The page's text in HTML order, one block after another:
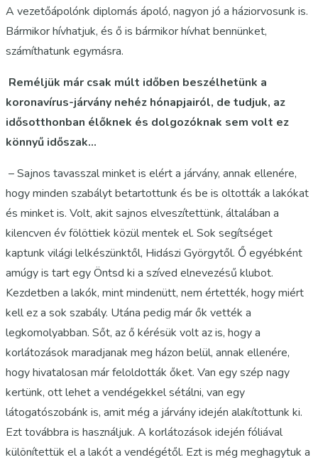
A vezetőápolónk diplomás ápoló, nagyon jó a háziorvosunk is.
Bármikor hívhatjuk, és ő is bármikor hívhat bennünket,
számíthatunk egymásra.
Reméljük már csak múlt időben beszélhetünk a
koronavírus-járvány nehéz hónapjairól, de tudjuk, az
idősotthonban élőknek és dolgozóknak sem volt ez
könnyű időszak…
– Sajnos tavasszal minket is elért a járvány, annak ellenére,
hogy minden szabályt betartottunk és be is oltották a lakókat
és minket is. Volt, akit sajnos elveszítettünk, általában a
kilencven év fölöttiek közül mentek el. Sok segítséget
kaptunk világi lelkészünktől, Hidászi Györgytől. Ő egyébként
amúgy is tart egyÖntsd ki a szíved elnevezésű klubot.
Kezdetben a lakók, mint mindenütt, nem értették, hogy miért
kell ez a sok szabály. Utána pedig már ők vették a
legkomolyabban. Sőt, az ő kérésük volt az is, hogy a
korlátozások maradjanak meg házon belül, annak ellenére,
hogy hivatalosan már feloldották őket. Van egy szép nagy
kertünk, ott lehet a vendégekkel sétálni, van egy
látogatószobánk is, amit még a járvány idején alakítottunk ki.
Ezt továbbra is használjuk. A korlátozások idején fóliával
különítettük el a lakót a vendégétől. Ezt is még meghagytuk a